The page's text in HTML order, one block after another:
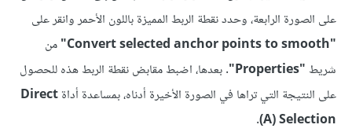
على الصورة الرابعة، وحدد نقطة الربط المميزة باللون الأحمر وانقر على
"Convert selected anchor points to smooth"
من
شريط"Properties"
. بعدها، اضبط مقابض نقطة الربط هذه للحصول
على النتيجة التي تراها في الصورة الأخيرة أدناه، بمساعدة أداةDirect
Selection ‏(A)
.